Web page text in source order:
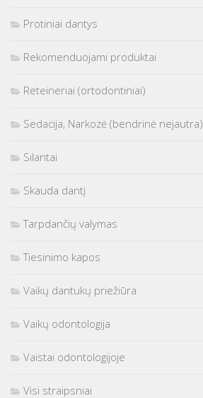
Protiniai dantys
Rekomenduojami produktai
Reteineriai (ortodontiniai)
Sedacija, Narkozė (bendrinė nejautra)
Silantai
Skauda dantį
Tarpdančių valymas
Tiesinimo kapos
Vaikų dantukų priežiūra
Vaikų odontologija
Vaistai odontologijoje
Visi straipsniai